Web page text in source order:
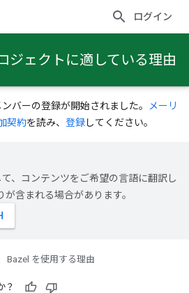
ログイン
ジェクトに適している理由
バーの登録が開始されました。
メーリ
契約を読み、 登録してください。
、コンテンツをご希望の言語に翻訳し
含まれる場合があります。
Bazel を使用する理由
？